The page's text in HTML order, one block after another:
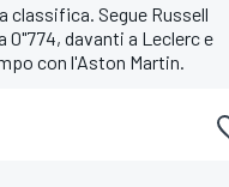
classifica. Segue Russell
0"774, davanti a Leclerc e
con l'Aston Martin.